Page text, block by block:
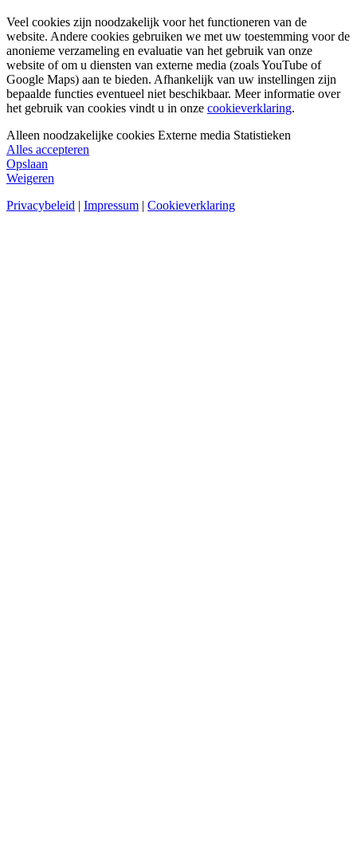
Veel cookies zijn noodzakelijk voor het functioneren van de
website. Andere cookies gebruiken we met uw toestemming voor de
anonieme verzameling en evaluatie van het gebruik van onze
website of om u diensten van externe media (zoals YouTube of
Google Maps) aan te bieden. Afhankelijk van uw instellingen zijn
bepaalde functies eventueel niet beschikbaar. Meer informatie over
het gebruik van cookies vindt u in onze cookieverklaring.
Alleen noodzakelijke cookies Externe media Statistieken
Alles accepteren
Opslaan
Weigeren
Privacybeleid | Impressum | Cookieverklaring